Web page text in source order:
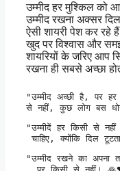
उम्मीद हर मुश्किल को
उम्मीद रखना अक्सर
ऐसी शायरी पेश कर रहे
खुद पर विश्वास और
शायरियों के जरिए आप
रखना ही सबसे अच्छा
"उम्मीद अच्छी है, पर हर
से नहीं, कुछ लोग बस
"उम्मीदें हर किसी से नहीं
चाहिए, क्योंकि दिल
"उम्मीद रखने का अपना